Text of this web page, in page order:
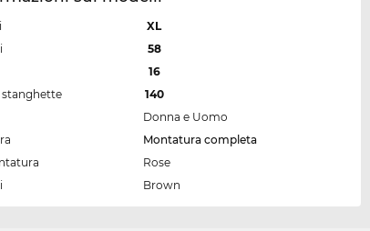
XL
58
16
stanghette
140
Donna e Uomo
Montatura completa
Rose
Brown